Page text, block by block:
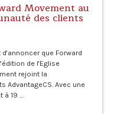
Movement au
des clients
que Forward
de l'Eglise
rejoint la
AdvantageCS. Avec une
à 19 …